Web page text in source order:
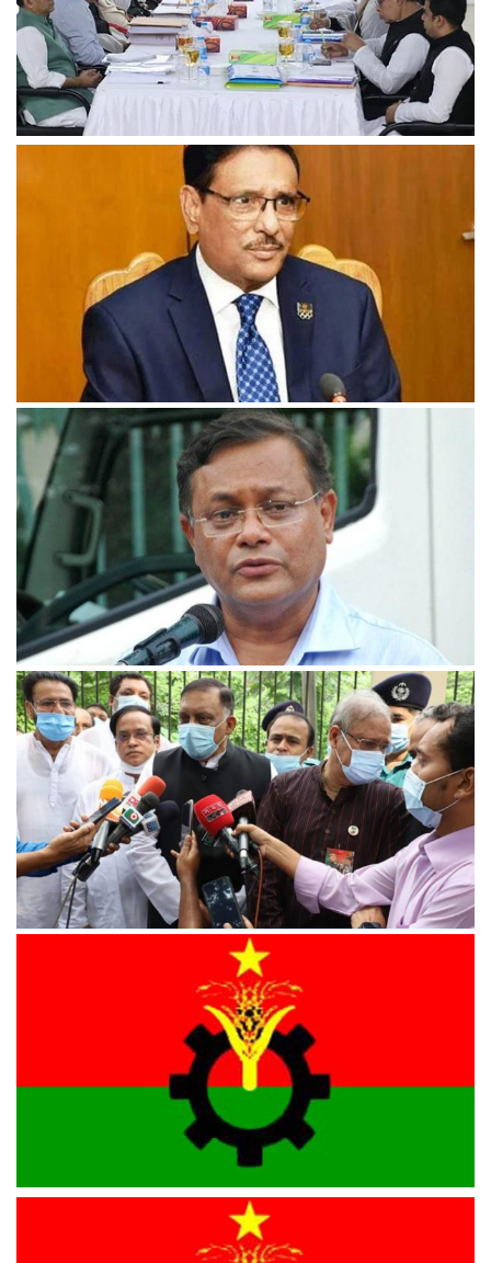
উত্তরবঙ্গের প্রার্থী চূড়ান্ত, বাদ পড়তে পারেন অন্তত ১০ জন
বিএনপির রাজনীতিতে সঙ্কটের কালো ছায়া: কাদের
১৫ আগস্ট ও ৩ নভেম্বরের হত্যাকাণ্ডে জিয়াউর রহমান জড়িত:
তথ্যমন্ত্রী
জাতীয় চার নেতা হত্যার পেছনে অনেক মোটিভ ছিল : স্বরাষ্ট্রমন্ত্রী
তিন জেলায় বিএনপির আহ্বায়ক কমিটি